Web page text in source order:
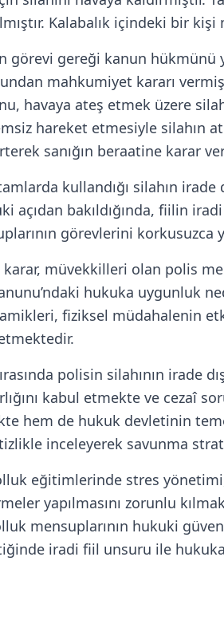
Kalabalık içindeki bir
görevi gereği kanun hükmünü
mahkumiyet kararı
havaya ateş etmek üzere
hareket etmesiyle silahın
sanığın beraatine karar
kullandığı silahın
açıdan bakıldığında, fiilin
görevlerini
karar, müvekkilleri olan polis
hukuka uygunluk
fiziksel müdahalenin
polisin silahının irade
kabul etmekte ve cezaî
hem de hukuk devletinin
inceleyerek savunma
eğitimlerinde stres
yapılmasını zorunlu
mensuplarının hukuki
iradi fiil unsuru ile